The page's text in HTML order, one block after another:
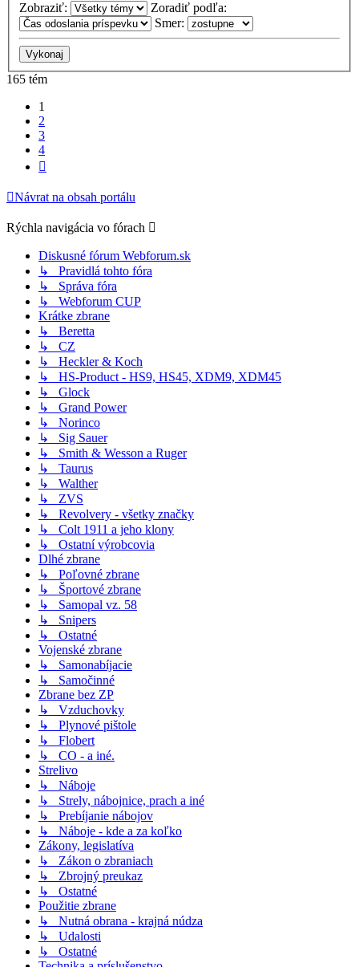
Zobraziť:
Zoradiť podľa:
Smer:
165 tém
1
2
3
4
Návrat na obsah portálu
Rýchla navigácia vo fórach
Diskusné fórum Webforum.sk
↳ Pravidlá tohto fóra
↳ Správa fóra
↳ Webforum CUP
Krátke zbrane
↳ Beretta
↳ CZ
↳ Heckler & Koch
↳ HS-Product - HS9, HS45, XDM9, XDM45
↳ Glock
↳ Grand Power
↳ Norinco
↳ Sig Sauer
↳ Smith & Wesson a Ruger
↳ Taurus
↳ Walther
↳ ZVS
↳ Revolvery - všetky značky
↳ Colt 1911 a jeho klony
↳ Ostatní výrobcovia
Dlhé zbrane
↳ Poľovné zbrane
↳ Športové zbrane
↳ Samopal vz. 58
↳ Snipers
↳ Ostatné
Vojenské zbrane
↳ Samonabíjacie
↳ Samočinné
Zbrane bez ZP
↳ Vzduchovky
↳ Plynové pištole
↳ Flobert
↳ CO - a iné.
Strelivo
↳ Náboje
↳ Strely, nábojnice, prach a iné
↳ Prebíjanie nábojov
↳ Náboje - kde a za koľko
Zákony, legislatíva
↳ Zákon o zbraniach
↳ Zbrojný preukaz
↳ Ostatné
Použitie zbrane
↳ Nutná obrana - krajná núdza
↳ Udalosti
↳ Ostatné